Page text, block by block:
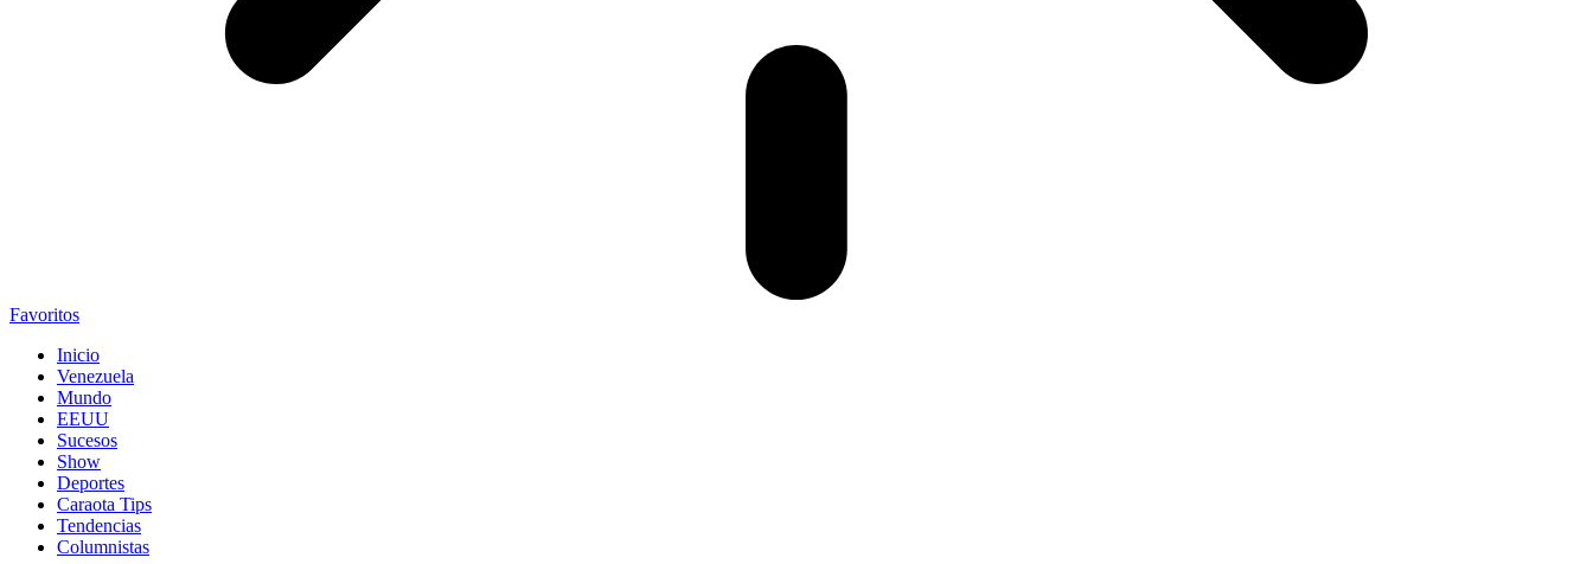
Favoritos
Inicio
Venezuela
Mundo
EEUU
Sucesos
Show
Deportes
Caraota Tips
Tendencias
Columnistas